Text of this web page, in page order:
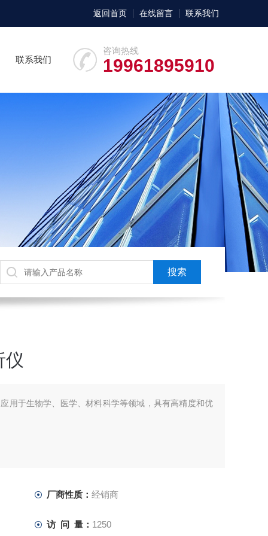
返回首页 在线留言 联系我们
咨询热线
19961895910
联系我们
仪
用于生物学、医学、材料科学等领域，具有高精度和优
厂商性质： 经销商
访 问 量： 1250